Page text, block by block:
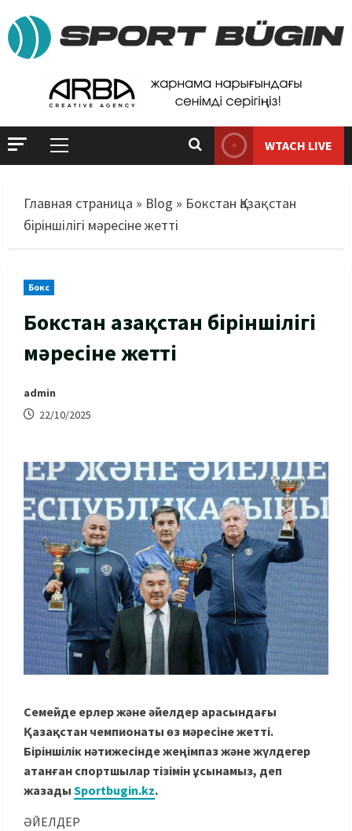
WTACH LIVE
Главная страница » Blog » Бокстан Қазақстан
біріншілігі мәресіне жетті
Бокс
Бокстан Қазақстан біріншілігі
мәресіне жетті
admin
22/10/2025
Семейде ерлер және әйелдер арасындағы
Қазақстан чемпионаты өз мәресіне жетті.
Біріншілік нәтижесінде жеңімпаз және жүлдегер
атанған спортшылар тізімін ұсынамыз, деп
жазады Sportbugin.kz.
ӘЙЕЛДЕР